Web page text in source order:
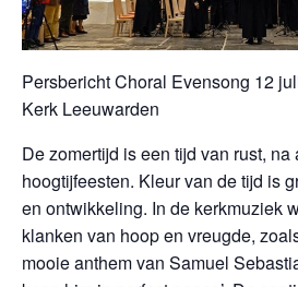
Persbericht Choral Evensong 12
Kerk Leeuwarden
De zomertijd is een tijd van rust,
hoogtijfeesten. Kleur van de tijd is
en ontwikkeling. In de kerkmuziek
klanken van hoop en vreugde,
mooie anthem van Samuel